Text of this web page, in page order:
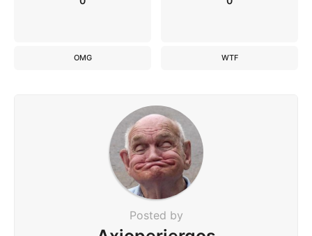
OMG WTF
Posted by